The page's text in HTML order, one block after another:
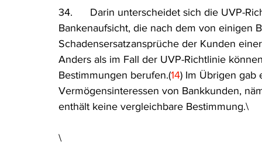
34.      Darin unterscheidet sich die UVP-
Bankenaufsicht, die nach dem von einigen
Schadensersatzansprüche der Kunden
Anders als im Fall der UVP-Richtlinie
Bestimmungen berufen.(14) Im Übrigen gab
Vermögensinteressen von Bankkunden,
enthält keine vergleichbare Bestimmung.\
\